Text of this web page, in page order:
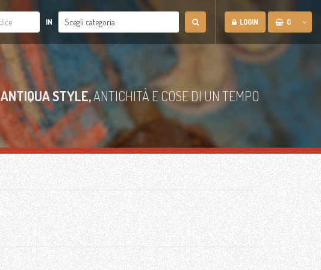
IN LOGIN 0
ANTIQUA STYLE,ANTICHITÀ E COSE DI UN TEMPO